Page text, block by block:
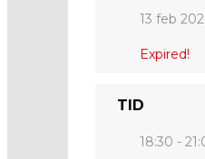
13 feb
Expired!
TID
18:30 -